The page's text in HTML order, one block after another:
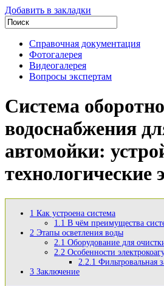
Добавить в закладки
Справочная документация
Фотогалерея
Видеогалерея
Вопросы экспертам
Система
водоснабжения
автомойки:
технологические
1 Как устроена система
1.1 В чём преимущества
2 Этапы осветления воды
2.1 Оборудование для
2.2 Особенности
2.2.1 Фильтровальная
3 Заключение